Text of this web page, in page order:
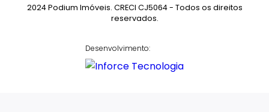
2024 Podium Imóveis. CRECI CJ5064 - Todos os direitos
reservados.
Desenvolvimento: